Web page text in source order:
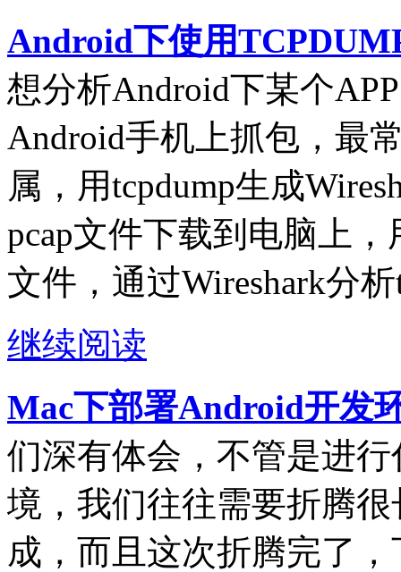
Android下使用
想分析Android下某个
Android手机上抓包，最
属，用tcpdump生成
pcap文件下载到电脑上，
文件，通过Wireshark分
继续阅读
Mac下部署Android开发
们深有体会，不管是进
境，我们往往需要折腾
成，而且这次折腾完了